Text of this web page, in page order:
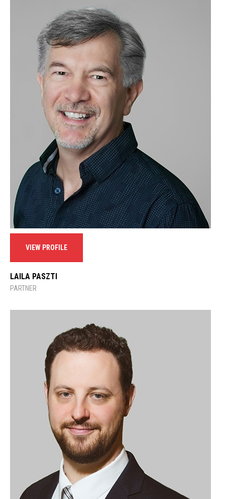
VIEW PROFILE
LAILA PASZTI
PARTNER